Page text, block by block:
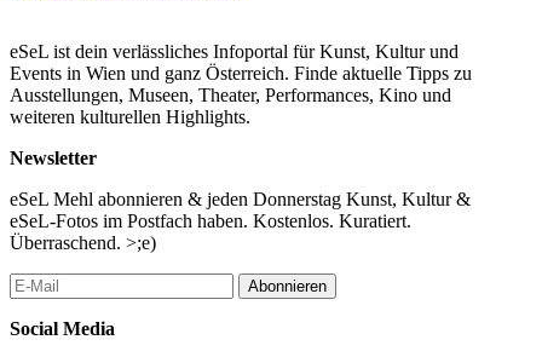
eSeL ist dein verlässliches Infoportal für Kunst, Kultur und
Events in Wien und ganz Österreich. Finde aktuelle Tipps zu
Ausstellungen, Museen, Theater, Performances, Kino und
weiteren kulturellen Highlights.
Newsletter
eSeL Mehl abonnieren & jeden Donnerstag Kunst, Kultur &
eSeL-Fotos im Postfach haben. Kostenlos. Kuratiert.
Überraschend. >;e)
Abonnieren
Social Media